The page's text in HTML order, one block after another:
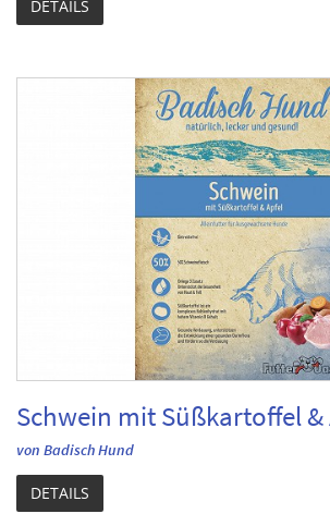
DETAILS
Schwein mit Süßkartoffel &
von Badisch Hund
DETAILS